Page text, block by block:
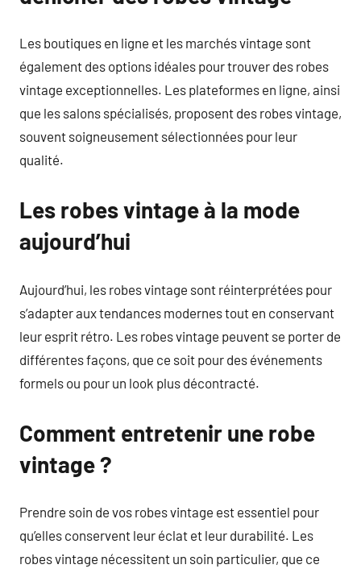
Les boutiques en ligne et les marchés vintage sont
également des options idéales pour trouver des robes
vintage exceptionnelles. Les plateformes en ligne, ainsi
que les salons spécialisés, proposent des robes vintage,
souvent soigneusement sélectionnées pour leur
qualité.
Les robes vintage à la mode
aujourd’hui
Aujourd’hui, les robes vintage sont réinterprétées pour
s’adapter aux tendances modernes tout en conservant
leur esprit rétro. Les robes vintage peuvent se porter de
différentes façons, que ce soit pour des événements
formels ou pour un look plus décontracté.
Comment entretenir une robe
vintage ?
Prendre soin de vos robes vintage est essentiel pour
qu’elles conservent leur éclat et leur durabilité. Les
robes vintage nécessitent un soin particulier, que ce